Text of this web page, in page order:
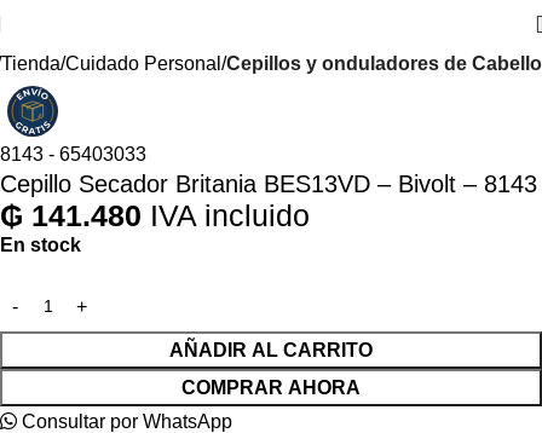
Tienda Cuidado Personal Cepillos y onduladores de Cabello
8143 - 65403033
Cepillo Secador Britania BES13VD – Bivolt – 8143
₲ 141.480 IVA incluido
En stock
AÑADIR AL CARRITO
COMPRAR AHORA
Consultar por WhatsApp